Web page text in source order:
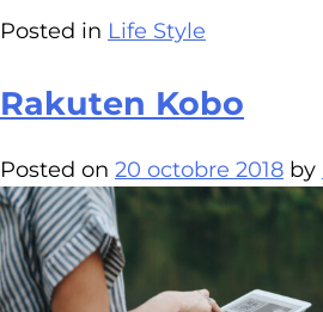
Posted in Life Style
Rakuten Kobo
Posted on 20 octobre 2018 by